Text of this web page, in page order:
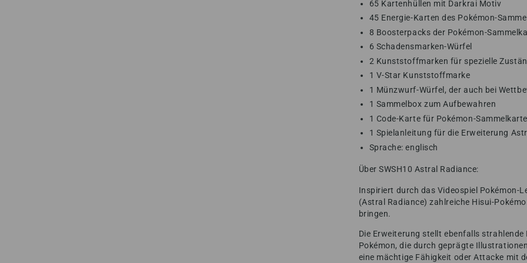
65 Kartenhüllen mit Darkrai Motiv
45 Energie-Karten des Pokémon-
8 Boosterpacks der Pokémon-
6 Schadensmarken-Würfel
2 Kunststoffmarken für spezielle
1 V-Star Kunststoffmarke
1 Münzwurf-Würfel, der auch bei
1 Sammelbox zum Aufbewahren
1 Code-Karte für Pokémon-
1 Spielanleitung für die Erweiterung
Sprache: englisch
Über SWSH10 Astral Radiance:
Inspiriert durch das Videospiel Pokémon-
(Astral Radiance) zahlreiche Hisui-
bringen.
Die Erweiterung stellt ebenfalls
Pokémon, die durch geprägte
eine mächtige Fähigkeit oder Attacke mit